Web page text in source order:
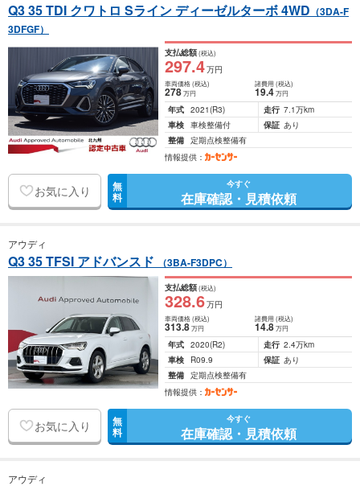
Q3 35 TDI クワトロ Sライン ディーゼルターボ 4WD （3DA-F
3DFGF）
支払総額(税込)
297.4万円
車両価格(税込)
278万円
諸費用 (税込)
19.4 万円
年式 2021(R3) 走行 7.1万km
車検 車検整備付 保証 あり
整備 定期点検整備有
情報提供：
お気に入り 無
料
今すぐ
在庫確認・見積依頼
アウディ
Q3 35 TFSI アドバンスド （3BA-F3DPC）
支払総額(税込)
328.6万円
車両価格(税込)
313.8万円
諸費用 (税込)
14.8 万円
年式 2020(R2) 走行 2.4万km
車検
R09.9 保証 あり
整備 定期点検整備有
情報提供：
お気に入り 無
料
今すぐ
在庫確認・見積依頼
アウディ